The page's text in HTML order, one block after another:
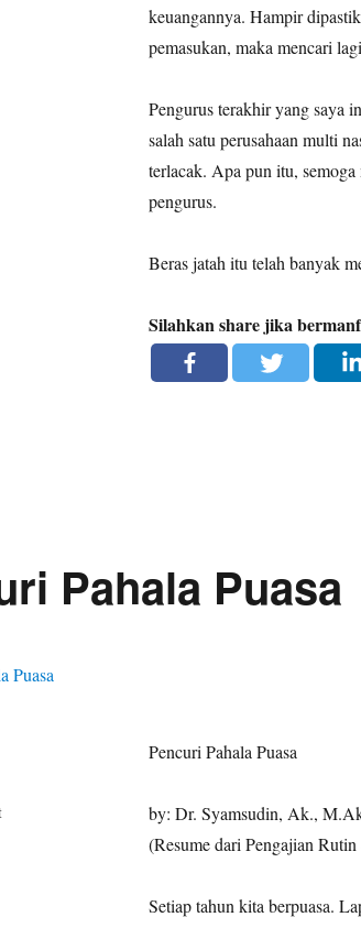
keuangannya. Hampir
pemasukan, maka mencari
Pengurus terakhir yang saya
salah satu perusahaan multi
terlacak. Apa pun itu,
pengurus.
Beras jatah itu telah banyak
Silahkan share jika
Pahala Puasa
Pencuri Pahala Puasa
by: Dr. Syamsudin, Ak.,
(Resume dari Pengajian
Setiap tahun kita berpuasa.